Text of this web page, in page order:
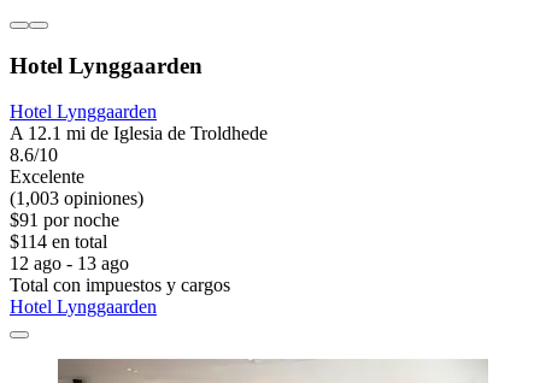
Hotel Lynggaarden
Hotel Lynggaarden
A 12.1 mi de Iglesia de Troldhede
8.6/10
Excelente
(1,003 opiniones)
$91 por noche
$114 en total
12 ago - 13 ago
Total con impuestos y cargos
Hotel Lynggaarden